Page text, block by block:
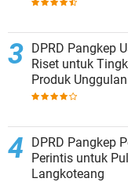
DPRD Pangkep
Riset untuk
Produk Unggulan
DPRD Pangkep
Perintis untuk
Langkoteang